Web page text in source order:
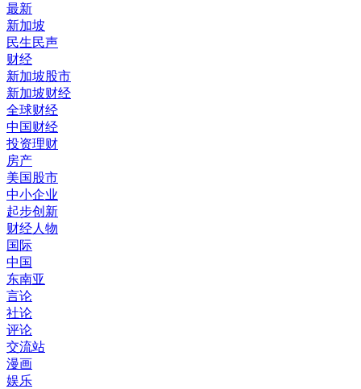
最新
新加坡
民生民声
财经
新加坡股市
新加坡财经
全球财经
中国财经
投资理财
房产
美国股市
中小企业
起步创新
财经人物
国际
中国
东南亚
言论
社论
评论
交流站
漫画
娱乐